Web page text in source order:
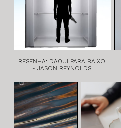
RESENHA: DAQUI PARA BAIXO
- JASON REYNOLDS